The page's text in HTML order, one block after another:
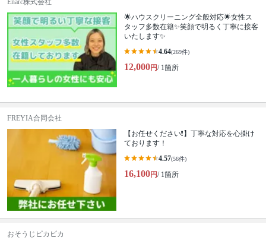
Enarc株式会社
🌟ハウスクリーニング全般対応🌟女性ス
タッフ多数在籍✨笑顔で明るく丁寧に接客
いたします✨
4.64(269件)
12,000円/ 1箇所
FREYIA合同会社
【お任せください❗️】丁寧な対応を心掛け
ております！
4.57(56件)
16,100円/ 1箇所
おそうじピカピカ